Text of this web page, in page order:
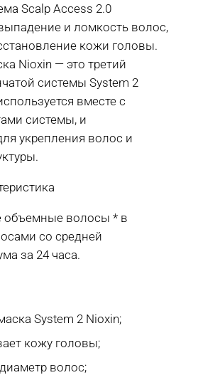
Scalp Access 2.0
и ломкость волос,
кожи головы.
Nioxin — это третий
системы System 2
вместе с
системы, и
укрепления волос и
объемные волосы * в
со средней
за 24 часа.
System 2 Nioxin;
кожу головы;
волос;